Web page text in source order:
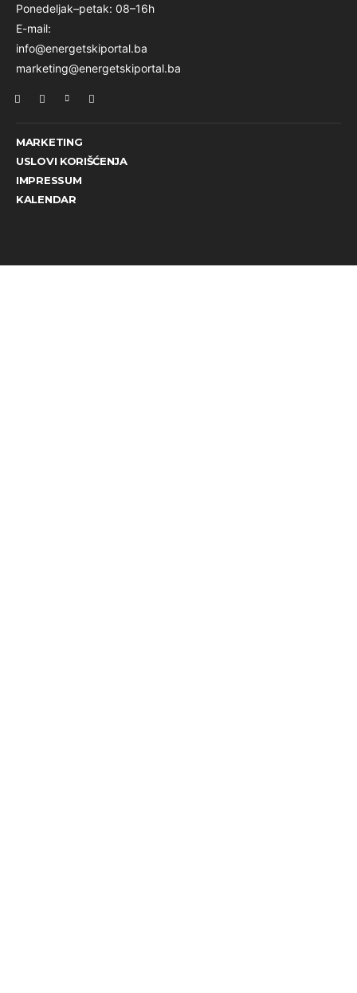
Ponedeljak–petak: 08–16h
E-mail:
info@energetskiportal.ba
marketing@energetskiportal.ba
MARKETING
USLOVI KORIŠĆENJA
IMPRESSUM
KALENDAR